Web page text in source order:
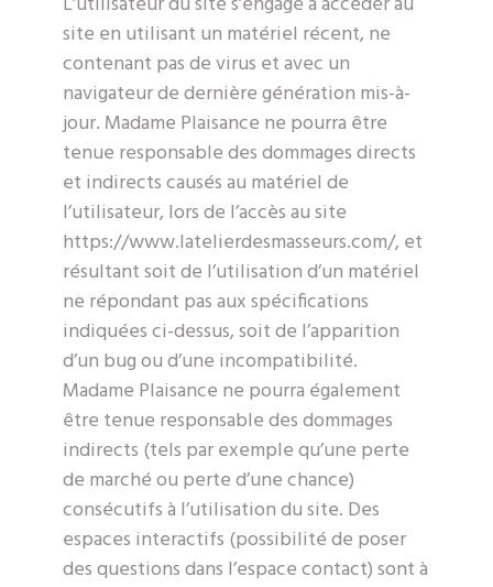
site en utilisant un matériel récent, ne
contenant pas de virus et avec un
navigateur de dernière génération mis-à-
jour. Madame Plaisance ne pourra être
tenue responsable des dommages directs
et indirects causés au matériel de
l’utilisateur, lors de l’accès au site
https://www.latelierdesmasseurs.com/, et
résultant soit de l’utilisation d’un matériel
ne répondant pas aux spécifications
indiquées ci-dessus, soit de l’apparition
d’un bug ou d’une incompatibilité.
Madame Plaisance ne pourra également
être tenue responsable des dommages
indirects (tels par exemple qu’une perte
de marché ou perte d’une chance)
consécutifs à l’utilisation du site. Des
espaces interactifs (possibilité de poser
des questions dans l’espace contact) sont à